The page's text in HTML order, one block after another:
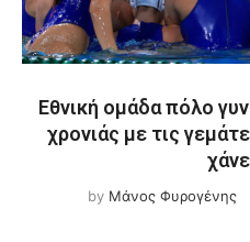
Εθνική ομάδα πόλο
χρονιάς με τις
by Μάνος Φυρογένης